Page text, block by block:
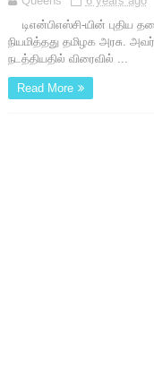
டிஎன்பிஎஸ்சி-யின் புதிய
நியமித்தது தமிழக அரசு.
நடத்தியதில் விரைவில் ...
Read More